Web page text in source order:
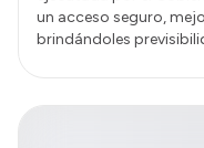
un acceso seguro,
brindándoles